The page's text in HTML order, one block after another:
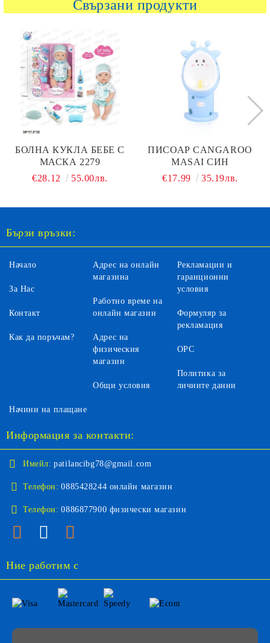
Свързани продукти
БОЛНА КУКЛА БЕБЕ С
МАСКА 2279
€28.12
55.00лв.
ПИСОАР CANGAROO
MASAI СИН
€17.99
35.19лв.
Бързи връзки:
Начало
За Нас
Контакт
Как да поръчам?
Адрес на онлайн
магазина
Работно време на
онлайн магазин
Адрес на
физическия
магазин
Общи условия
Рекламации и
гаранционни
условия
Формуляр за
рекламация
ОРС
Политика за
личните данни
Начини на плащане
Информация за контакти:
Имейл: patilancibg78@gmail.com
Телефон: 0885428244 онлайн магазин
Телефон: 0886877900 физически магазин
Ние работим с